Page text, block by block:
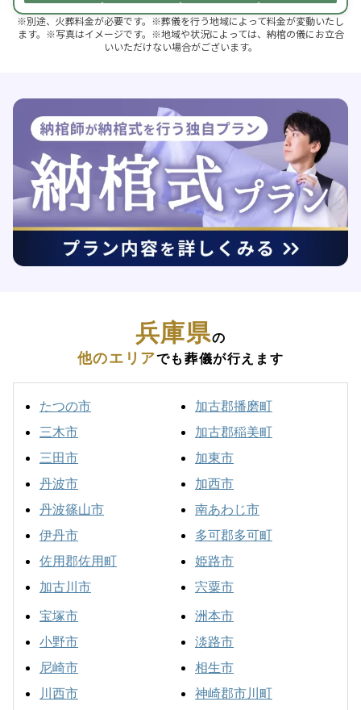
※別途、火葬料金が必要です。※葬儀を行う地域によって料金が変動いたし
ます。※写真はイメージです。※地域や状況によっては、納棺の儀にお立合
いいただけない場合がございます。
兵庫県の
他のエリアでも葬儀が行えます
たつの市
三木市
三田市
丹波市
丹波篠山市
伊丹市
佐用郡佐用町
加古川市
加古郡播磨町
加古郡稲美町
加東市
加西市
南あわじ市
多可郡多可町
姫路市
宍粟市
宝塚市
小野市
尼崎市
川西市
洲本市
淡路市
相生市
神崎郡市川町